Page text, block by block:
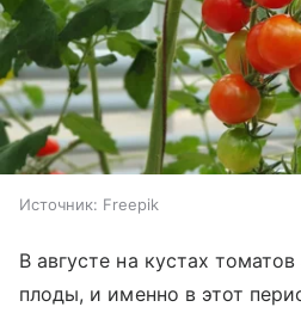
Источник: Freepik
В августе на кустах
плоды, и именно в этот